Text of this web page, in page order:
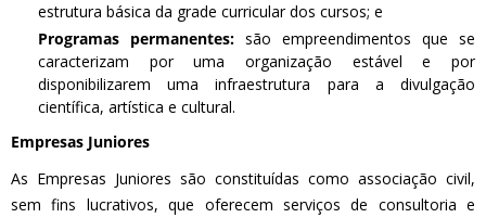
estrutura básica da grade curricular dos cursos; e
Programas permanentes: são empreendimentos que se
caracterizam por uma organização estável e por
disponibilizarem uma infraestrutura para a divulgação
científica, artística e cultural.
Empresas Juniores
As Empresas Juniores são constituídas como associação civil,
sem fins lucrativos, que oferecem serviços de consultoria e